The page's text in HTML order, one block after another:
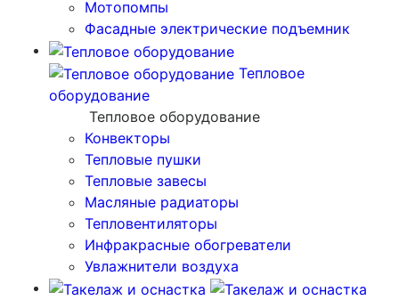
Мотопомпы
Фасадные электрические подъемник
Тепловое
оборудование
Тепловое оборудование
Конвекторы
Тепловые пушки
Тепловые завесы
Масляные радиаторы
Тепловентиляторы
Инфракрасные обогреватели
Увлажнители воздуха